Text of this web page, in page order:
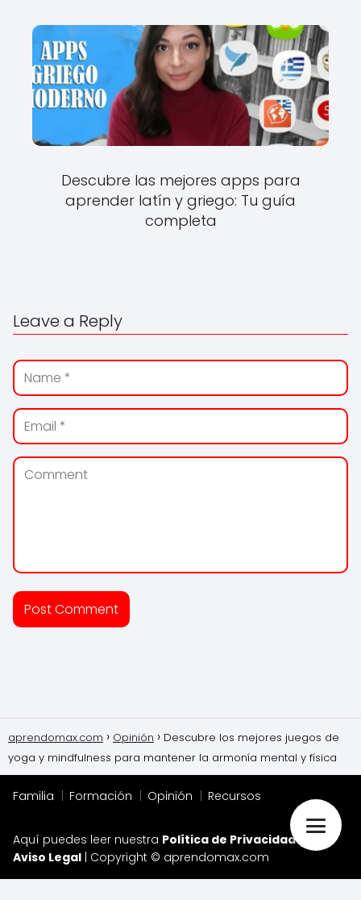
Descubre las mejores apps para
aprender latín y griego: Tu guía
completa
Leave a Reply
aprendomax.com Opinión
Descubre los mejores juegos de
yoga y mindfulness para mantener la armonía mental y física
Familia Formación Opinión Recursos
Aquí puedes leer nuestra Política de Privacidady el
Aviso Legal | Copyright © aprendomax.com